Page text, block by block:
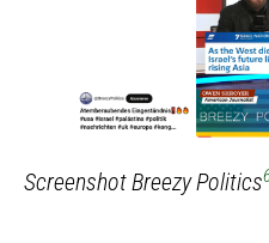
Screenshot Breezy Politics